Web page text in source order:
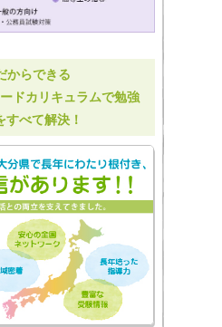
からできる
ドカリキュラムで勉強
すべて解決！